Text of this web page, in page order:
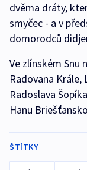
dvěma dráty,
smyčec - a v
domorodců
Ve zlínském Snu
Radovana Krále,
Radoslava
Hanu
ŠTÍTKY